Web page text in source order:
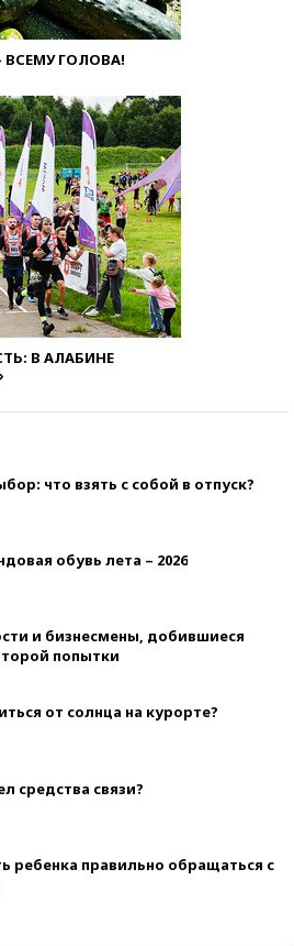
ВСЕМУ ГОЛОВА!
В АЛАБИНЕ
что взять с собой в отпуск?
обувь лета – 2026
и бизнесмены, добившиеся
попытки
от солнца на курорте?
средства связи?
ребенка правильно обращаться с